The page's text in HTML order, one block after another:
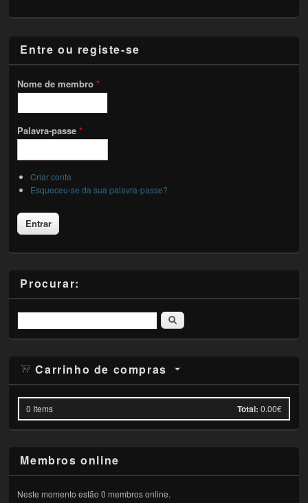
Entre ou registe-se
Nome de membro*
Palavra-passe*
Criar conta
Esqueceu-se da sua palavra-passe?
Procurar:
Pesquisar
Carrinho de compras
0 Items Total: 0.00€
Membros online
Neste momento estão 0 membros online.